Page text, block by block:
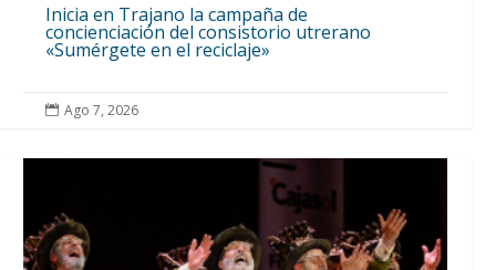
Inicia en Trajano la campaña de
concienciación del consistorio utrerano
«Sumérgete en el reciclaje»
 Ago 7, 2026